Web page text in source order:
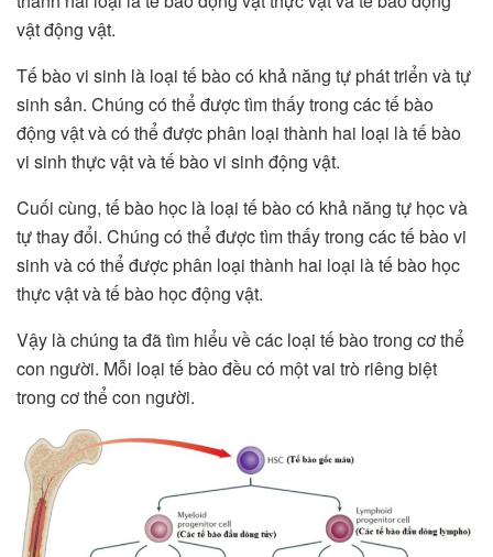
vật động vật.
Tế bào vi sinh là loại tế bào có khả năng tự phát triển và tự
sinh sản. Chúng có thể được tìm thấy trong các tế bào
động vật và có thể được phân loại thành hai loại là tế bào
vi sinh thực vật và tế bào vi sinh động vật.
Cuối cùng, tế bào học là loại tế bào có khả năng tự học và
tự thay đổi. Chúng có thể được tìm thấy trong các tế bào vi
sinh và có thể được phân loại thành hai loại là tế bào học
thực vật và tế bào học động vật.
Vậy là chúng ta đã tìm hiểu về các loại tế bào trong cơ thể
con người. Mỗi loại tế bào đều có một vai trò riêng biệt
trong cơ thể con người.